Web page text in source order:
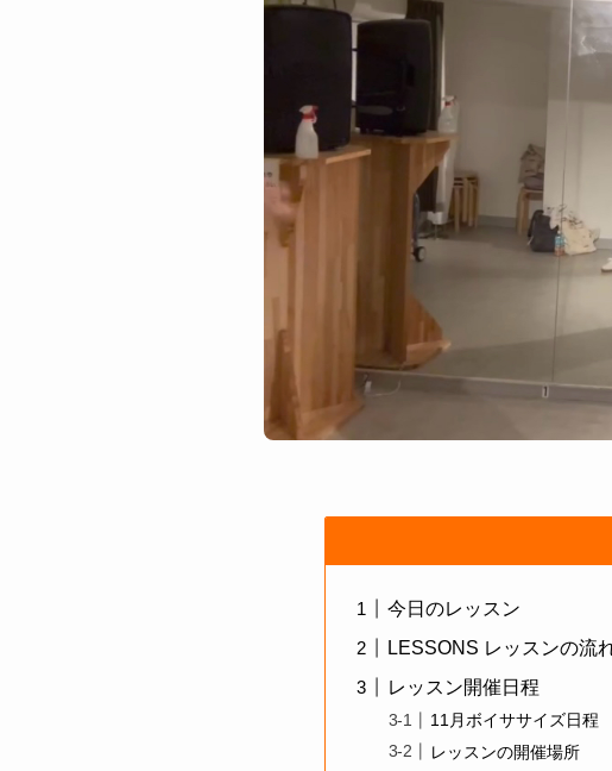
今日のレッスン
LESSONS レッスンの流
レッスン開催日程
11月ボイササイズ日程
レッスンの開催場所